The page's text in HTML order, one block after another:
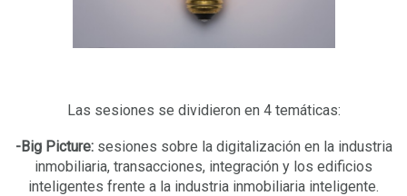
Las sesiones se dividieron en 4 temáticas:
-Big Picture: sesiones sobre la digitalización en la industria
inmobiliaria, transacciones, integración y los edificios
inteligentes frente a la industria inmobiliaria inteligente.